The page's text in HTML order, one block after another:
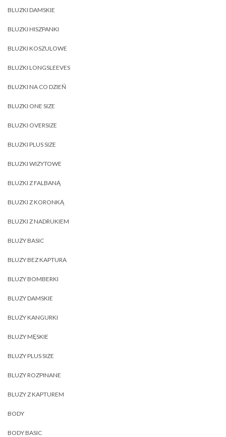
BLUZKI DAMSKIE
BLUZKI HISZPANKI
BLUZKI KOSZULOWE
BLUZKI LONGSLEEVES
BLUZKI NA CO DZIEŃ
BLUZKI ONE SIZE
BLUZKI OVERSIZE
BLUZKI PLUS SIZE
BLUZKI WIZYTOWE
BLUZKI Z FALBANĄ
BLUZKI Z KORONKĄ
BLUZKI Z NADRUKIEM
BLUZY BASIC
BLUZY BEZ KAPTURA
BLUZY BOMBERKI
BLUZY DAMSKIE
BLUZY KANGURKI
BLUZY MĘSKIE
BLUZY PLUS SIZE
BLUZY ROZPINANE
BLUZY Z KAPTUREM
BODY
BODY BASIC